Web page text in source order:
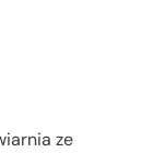
ze